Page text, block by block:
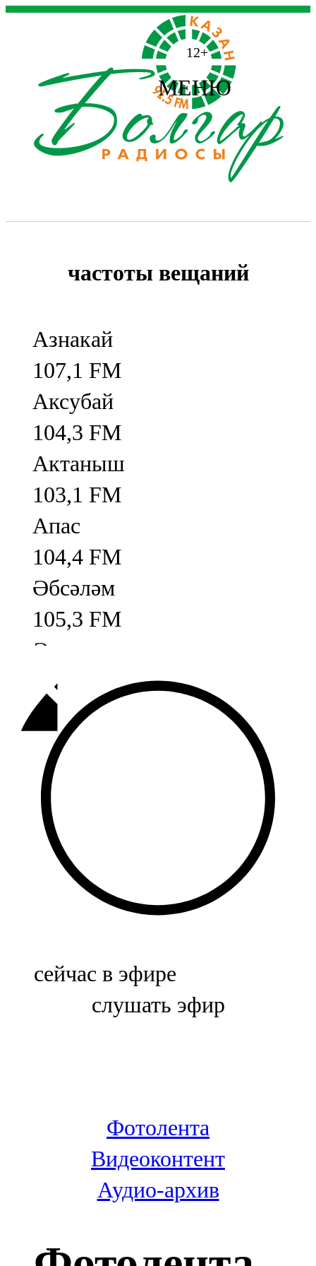
12+
МЕНЮ
частоты вещаний
Азнакай
107,1 FM
Аксубай
104,3 FM
Актаныш
103,1 FM
Апас
104,4 FM
Әбсәләм
105,3 FM
Әлмәт
92,9 FM
Базарлы матак
107,1 FM
Балык бистәсе
104,9 FM
Баулы
107,5 FM
Биләр
Болгар
100,3 FM
106,6 FM
Кадыбаш
сейчас в эфире
слушать эфир
Фотолента
Видеоконтент
Аудио-архив